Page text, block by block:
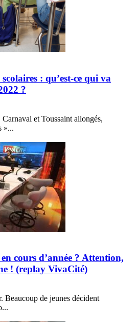
: qu’est-ce qui va
?
Carnaval et Toussaint allongés,
»...
cours d’année ? Attention,
! (replay VivaCité)
Beaucoup de jeunes décident